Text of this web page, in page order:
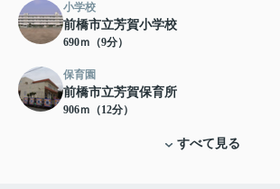
小学校
前橋市立芳賀小学校
690ｍ（9分）
保育園
前橋市立芳賀保育所
906ｍ（12分）
すべて見る